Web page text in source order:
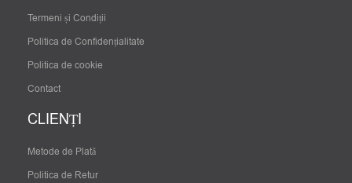
Termeni și Condiții
Politica de Confidențialitate
Politica de cookie
Contact
CLIENȚI
Metode de Plată
Politica de Retur